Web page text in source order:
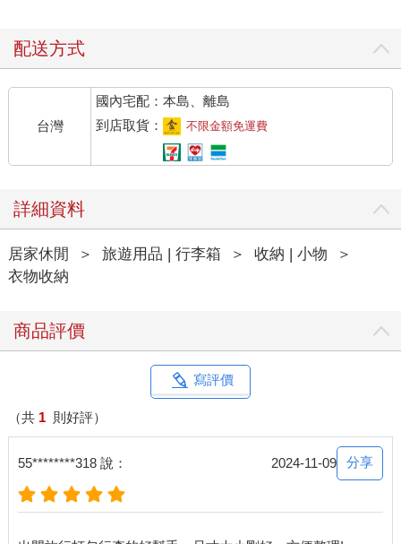
配送方式
台灣
國內宅配：本島、離島
到店取貨：
不限金額免運費
詳細資料
居家休閒 ＞ 旅遊用品 | 行李箱 ＞ 收納 | 小物
＞
衣物收納
商品評價
寫評價
（共 1 則好評）
55********318 說： 2024-11-09 分享